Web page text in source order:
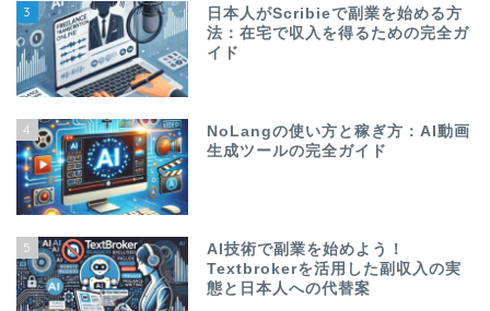
3
日本人がScribieで副業を始める方
法：在宅で収入を得るための完全ガ
イド
4
NoLangの使い方と稼ぎ方：AI動画
生成ツールの完全ガイド
5
AI技術で副業を始めよう！
Textbrokerを活用した副収入の実
態と日本人への代替案